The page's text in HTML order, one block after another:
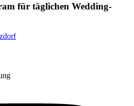
für täglichen Wedding-